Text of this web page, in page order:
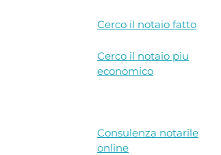
Cerco il notaio fatto
Cerco il notaio piu
economico
Consulenza notarile
online